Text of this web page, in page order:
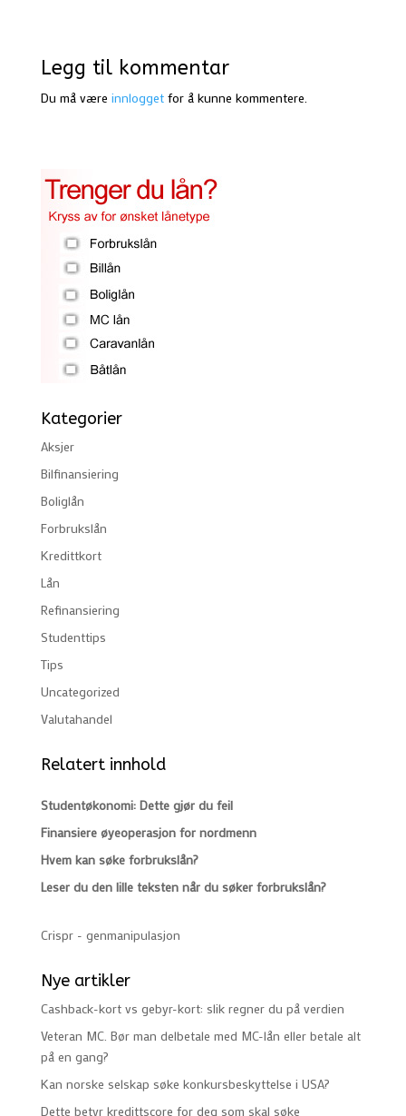
Legg til kommentar
Du må være innloggetfor å kunne kommentere.
Kategorier
Aksjer
Bilfinansiering
Boliglån
Forbrukslån
Kredittkort
Lån
Refinansiering
Studenttips
Tips
Uncategorized
Valutahandel
Relatert innhold
Studentøkonomi: Dette gjør du feil
Finansiere øyeoperasjon for nordmenn
Hvem kan søke forbrukslån?
Leser du den lille teksten når du søker forbrukslån?
Crispr - genmanipulasjon
Nye artikler
Cashback-kort vs gebyr-kort: slik regner du på verdien
Veteran MC. Bør man delbetale med MC-lån eller betale alt
på en gang?
Kan norske selskap søke konkursbeskyttelse i USA?
Dette betyr kredittscore for deg som skal søke